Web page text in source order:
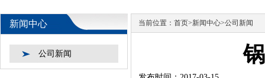
新闻中心
公司新闻
当前位置： 首页>新闻中心>公司新闻